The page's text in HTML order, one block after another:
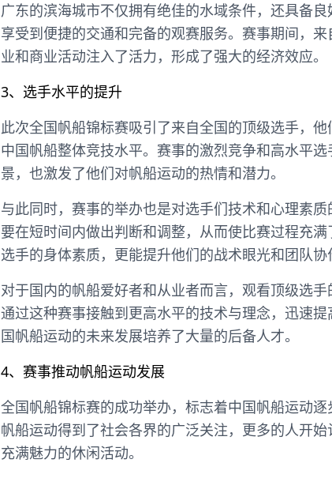
广东的滨海城市不仅拥有绝佳的水域条件，还具备
享受到便捷的交通和完备的观赛服务。赛事期间，
业和商业活动注入了活力，形成了强大的经济效应。
3、选手水平的提升
此次全国帆船锦标赛吸引了来自全国的顶级选手，
中国帆船整体竞技水平。赛事的激烈竞争和高水平
景，也激发了他们对帆船运动的热情和潜力。
与此同时，赛事的举办也是对选手们技术和心理素
要在短时间内做出判断和调整，从而使比赛过程充
选手的身体素质，更能提升他们的战术眼光和团队协
对于国内的帆船爱好者和从业者而言，观看顶级选
通过这种赛事接触到更高水平的技术与理念，迅速
国帆船运动的未来发展培养了大量的后备人才。
4、赛事推动帆船运动发展
全国帆船锦标赛的成功举办，标志着中国帆船运动
帆船运动得到了社会各界的广泛关注，更多的人开
充满魅力的休闲活动。